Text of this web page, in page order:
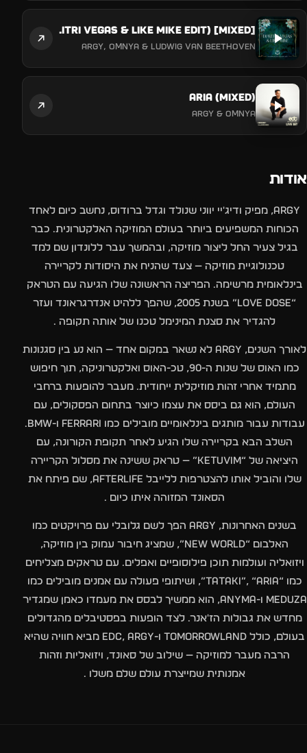
Fur Elise / Aria (Dimitri Vegas & Like Mike Edit) [Mixed]
Argy, Omnya & Ludwig van Beethoven
Aria (Mixed)
Argy & Omnya
אודות
Argy, מפיק ודיג'יי יווני שנולד וגדל ברודוס, נחשב כיום לאחד
הכוחות המשפיעים ביותר בעולם המוזיקה האלקטרונית. כבר
בגיל צעיר החל ליצור מוזיקה, ובהמשך עבר ללונדון שם למד
טכנולוגיית מוזיקה — צעד שהניח את היסודות לקריירה
בינלאומית מרשימה. הפריצה הראשונה שלו הגיעה עם הטראק
“Love Dose” בשנת 2005, שהפך ללהיט אנדרגראונד ועזר
להגדיר את סצנת המינימל טכנו של אותה תקופה .
לאורך השנים, Argy לא נשאר במקום אחד — הוא נע בין סגנונות
כמו האוס של שנות ה-90, טכ-האוס ואלקטרוניקה, תוך חיפוש
מתמיד אחרי זהות מוזיקלית ייחודית. מעבר להופעות ברחבי
העולם, הוא גם ביסס את עצמו כיוצר בתחום הפסקולים, עם
עבודות עבור מותגים בינלאומיים מובילים כמו Ferrari ו-BMW.
השלב הבא בקריירה שלו הגיע לאחר תקופת הקורונה, עם
היציאה של “Ketuvim” — טראק ששינה את מסלול הקריירה
שלו והוביל אותו להצטרפות ללייבל Afterlife, שם פיתח את
הסאונד המזוהה איתו כיום .
בשנים האחרונות, Argy הפך לשם גלובלי עם פרויקטים כמו
האלבום “New World”, שמציג חיבור עמוק בין מוזיקה,
ויזואליה ועולמות תוכן פילוסופיים ואפלים. עם טראקים מצליחים
כמו “Tataki”, “Aria”, ושיתופי פעולה עם אמנים מובילים כמו
Meduza ו-Anyma, הוא ממשיך לבסס את מעמדו כאמן שמגדיר
מחדש את גבולות הז'אנר. לצד הופעות בפסטיבלים מהגדולים
בעולם, כולל Tomorrowland
ו-EDC, Argy מביא חוויה שהיא
הרבה מעבר למוזיקה — שילוב של סאונד, ויזואליות וזהות
אמנותית שמייצרת עולם שלם משלו .